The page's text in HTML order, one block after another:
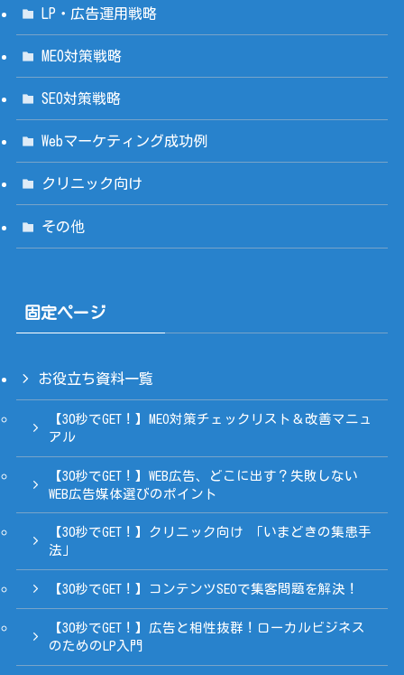
LP・広告運用戦略
MEO対策戦略
SEO対策戦略
Webマーケティング成功例
クリニック向け
その他
固定ページ
お役立ち資料一覧
【30秒でGET！】MEO対策チェックリスト＆改善マニュ
アル
【30秒でGET！】WEB広告、どこに出す？失敗しない
WEB広告媒体選びのポイント
【30秒でGET！】クリニック向け 「いまどきの集患手
法」
【30秒でGET！】コンテンツSEOで集客問題を解決！
【30秒でGET！】広告と相性抜群！ローカルビジネス
のためのLP入門